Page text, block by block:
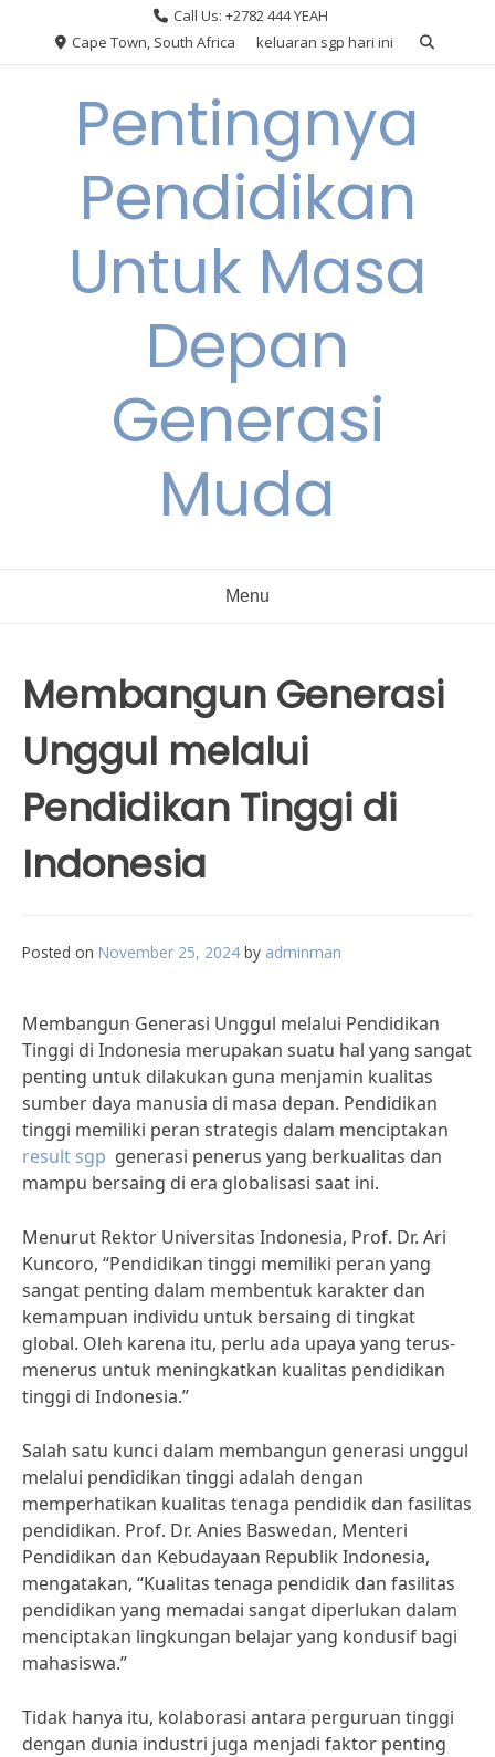
Call Us: +2782 444 YEAH
Cape Town, South Africa
keluaran sgp hari ini
Pentingnya
Pendidikan
Untuk Masa
Depan
Generasi
Muda
Menu
Membangun Generasi
Unggul melalui
Pendidikan Tinggi di
Indonesia
Posted on November 25, 2024 by adminman
Membangun Generasi Unggul melalui Pendidikan
Tinggi di Indonesia merupakan suatu hal yang sangat
penting untuk dilakukan guna menjamin kualitas
sumber daya manusia di masa depan. Pendidikan
tinggi memiliki peran strategis dalam menciptakan
result sgp generasi penerus yang berkualitas dan
mampu bersaing di era globalisasi saat ini.
Menurut Rektor Universitas Indonesia, Prof. Dr. Ari
Kuncoro, “Pendidikan tinggi memiliki peran yang
sangat penting dalam membentuk karakter dan
kemampuan individu untuk bersaing di tingkat
global. Oleh karena itu, perlu ada upaya yang terus-
menerus untuk meningkatkan kualitas pendidikan
tinggi di Indonesia.”
Salah satu kunci dalam membangun generasi unggul
melalui pendidikan tinggi adalah dengan
memperhatikan kualitas tenaga pendidik dan fasilitas
pendidikan. Prof. Dr. Anies Baswedan, Menteri
Pendidikan dan Kebudayaan Republik Indonesia,
mengatakan, “Kualitas tenaga pendidik dan fasilitas
pendidikan yang memadai sangat diperlukan dalam
menciptakan lingkungan belajar yang kondusif bagi
mahasiswa.”
Tidak hanya itu, kolaborasi antara perguruan tinggi
dengan dunia industri juga menjadi faktor penting